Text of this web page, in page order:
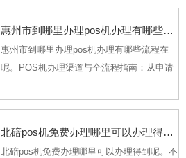
机，却总被“...
惠州市到哪里办理pos机办理有哪些流程在呢
惠州市到哪里办理pos机办理有哪些流程在
呢。POS机办理渠道与全流程指南：从申请
怕找...
北碚pos机免费办理哪里可以办理得到呢
北碚pos机免费办理哪里可以办理得到呢。不